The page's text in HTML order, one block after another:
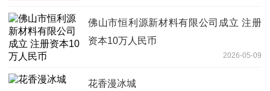
佛山市恒利源新材料有限公司成立 注册
资本10万人民币
2026-05-09
花香漫冰城